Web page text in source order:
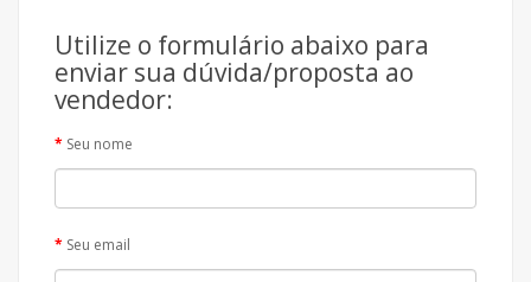
Utilize o formulário abaixo para
enviar sua dúvida/proposta ao
vendedor:
Seu nome
Seu email